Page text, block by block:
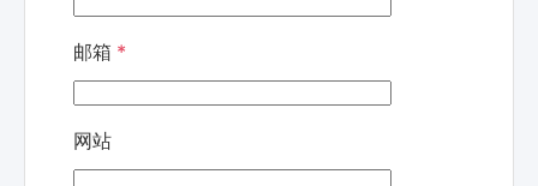
邮箱 *
网站